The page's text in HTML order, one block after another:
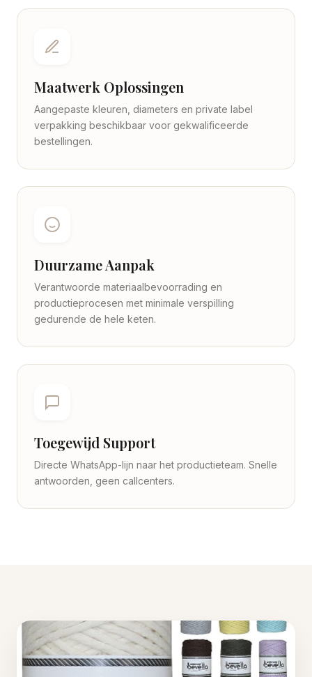
Maatwerk Oplossingen
Aangepaste kleuren, diameters en private label
verpakking beschikbaar voor gekwalificeerde
bestellingen.
Duurzame Aanpak
Verantwoorde materiaalbevoorrading en
productieprocesen met minimale verspilling
gedurende de hele keten.
Toegewijd Support
Directe WhatsApp-lijn naar het productieteam. Snelle
antwoorden, geen callcenters.